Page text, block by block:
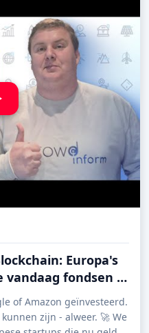
Europa's
fondsen 💸
of Amazon geïnvesteerd.
zijn - alweer. 🚀 We